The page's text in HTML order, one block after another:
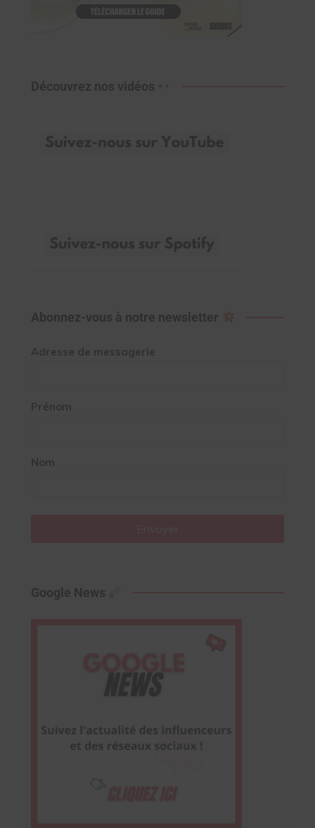
Découvrez nos vidéos
Abonnez-vous à notre newsletter
Adresse de messagerie
Prénom
Nom
Google News